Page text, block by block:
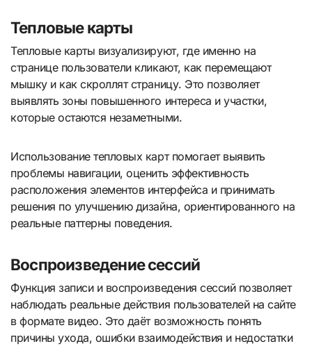
Тепловые карты
Тепловые карты визуализируют, где именно на
странице пользователи кликают, как перемещают
мышку и как скроллят страницу. Это позволяет
выявлять зоны повышенного интереса и участки,
которые остаются незаметными.
Использование тепловых карт помогает выявить
проблемы навигации, оценить эффективность
расположения элементов интерфейса и принимать
решения по улучшению дизайна, ориентированного на
реальные паттерны поведения.
Воспроизведение сессий
Функция записи и воспроизведения сессий позволяет
наблюдать реальные действия пользователей на сайте
в формате видео. Это даёт возможность понять
причины ухода, ошибки взаимодействия и недостатки